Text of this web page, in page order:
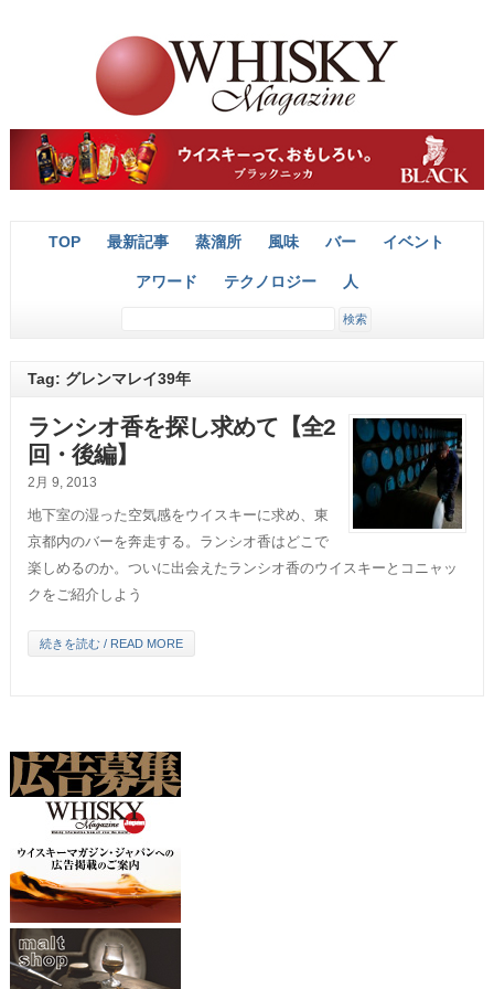
TOP 最新記事 蒸溜所 風味 バー イベント
アワード テクノロジー 人
Tag: グレンマレイ39年
ランシオ香を探し求めて【全2
回・後編】
2月 9, 2013
地下室の湿った空気感をウイスキーに求め、東
京都内のバーを奔走する。ランシオ香はどこで
楽しめるのか。ついに出会えたランシオ香のウイスキーとコニャッ
クをご紹介しよう
続きを読む / READ MORE